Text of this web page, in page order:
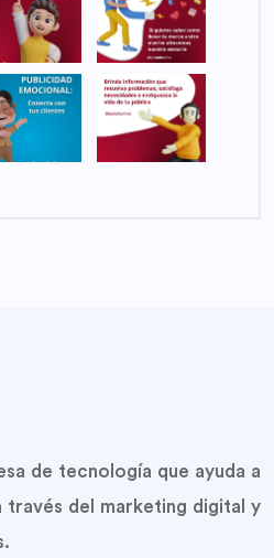
de tecnología que ayuda a
través del marketing digital y